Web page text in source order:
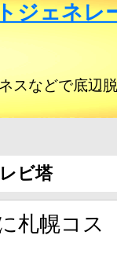
ジェネレ
スなどで底辺
ビ塔
札幌コス